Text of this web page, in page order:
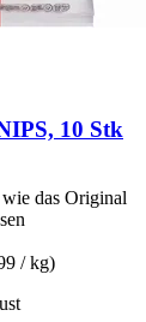
10 Stk
das Original
/ kg)